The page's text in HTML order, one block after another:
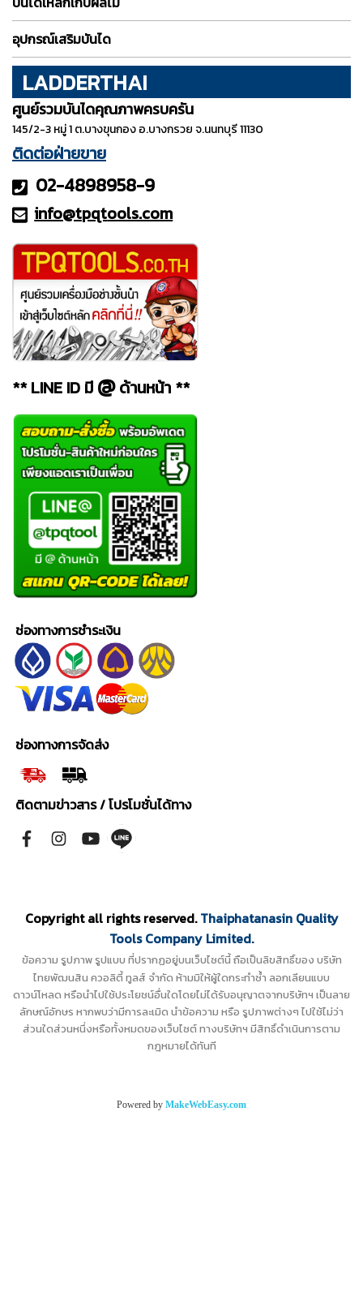
อุปกรณ์เสริมบันได
LADDERTHAI
ศูนย์รวมบันไดคุณภาพครบครัน
145/2-3 หมู่ 1 ต.บางขุนกอง อ.บางกรวย จ.นนทบุรี 11130
ติดต่อฝ่ายขาย
02-4898958-9
info@tpqtools.com
** LINE ID มี @ด้านหน้า **
ช่องทางการชำระเงิน
ช่องทางการจัดส่ง
ติดตามข่าวสาร / โปรโมชั่นได้ทาง
Copyright all rights reserved.Thaiphatanasin Quality
Tools Company Limited.
ข้อความ รูปภาพ รูปแบบ ที่ปรากฏอยู่บนเว็บไซต์นี้ ถือเป็นลิขสิทธิ์ของ บริษัท
ไทยพัฒนสิน ควอลิตี้ ทูลส์ จำกัด ห้ามมิให้ผู้ใดกระทำซ้ำ ลอกเลียนแบบ
ดาวน์โหลด หรือนำไปใช้ประโยชน์อื่นใดโดยไม่ได้รับอนุญาตจากบริษัทฯ เป็นลาย
ลักษณ์อักษร หากพบว่ามีการละเมิด นำข้อความ หรือ รูปภาพต่างๆ ไปใช้ไม่ว่า
ส่วนใดส่วนหนึ่งหรือทั้งหมดของเว็บไซต์ ทางบริษัทฯ มีสิทธิ์ดำเนินการตาม
กฎหมายได้ทันที
Powered by MakeWebEasy.com